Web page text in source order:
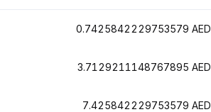
0.7425842229753579 AED
3.7129211148767895 AED
7.425842229753579 AED